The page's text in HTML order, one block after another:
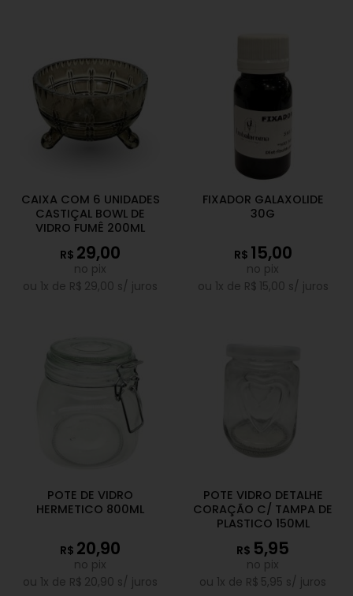
CAIXA COM 6 UNIDADES
CASTIÇAL BOWL DE
VIDRO FUMÊ 200ML
R$ 29,00
no pix
ou 1x de R$ 29,00 s/ juros
FIXADOR GALAXOLIDE
30G
R$ 15,00
no pix
ou 1x de R$ 15,00 s/ juros
POTE DE VIDRO
HERMETICO 800ML
R$ 20,90
no pix
ou 1x de R$ 20,90 s/ juros
POTE VIDRO DETALHE
CORAÇÃO C/ TAMPA DE
PLASTICO 150ML
R$ 5,95
no pix
ou 1x de R$ 5,95 s/ juros